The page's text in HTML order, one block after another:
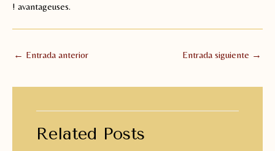
! avantageuses.
Navegación
← Entrada anterior Entrada siguiente →
Related Posts